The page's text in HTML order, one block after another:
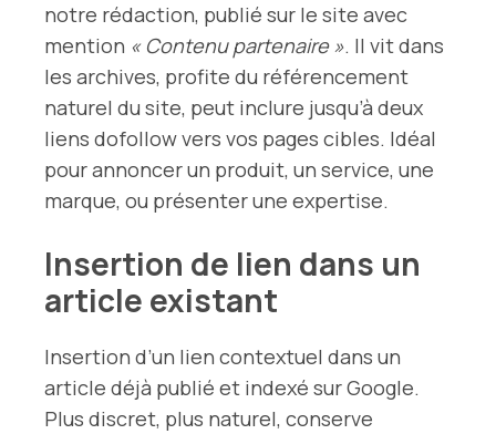
notre rédaction, publié sur le site avec
mention « Contenu partenaire ». Il vit dans
les archives, profite du référencement
naturel du site, peut inclure jusqu’à deux
liens dofollow vers vos pages cibles. Idéal
pour annoncer un produit, un service, une
marque, ou présenter une expertise.
Insertion de lien dans un
article existant
Insertion d’un lien contextuel dans un
article déjà publié et indexé sur Google.
Plus discret, plus naturel, conserve